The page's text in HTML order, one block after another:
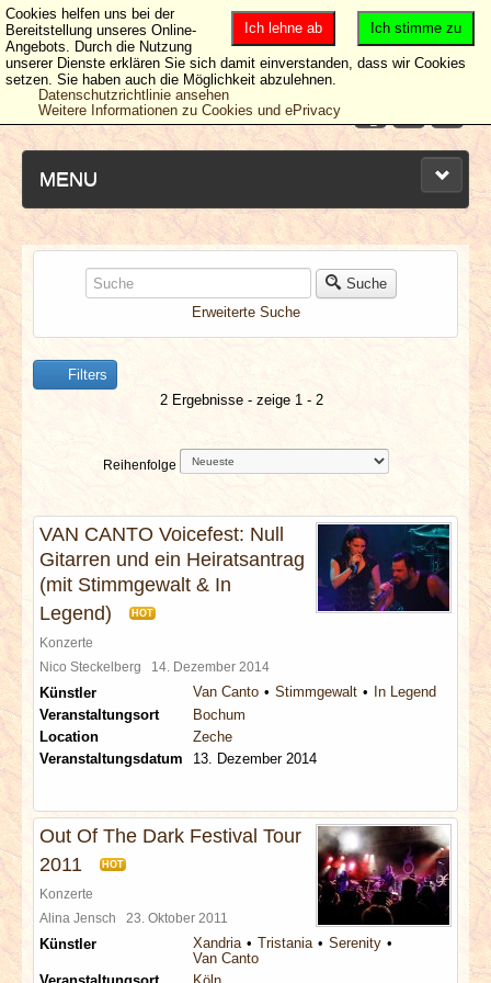
MENU
NEUESTE ARTIKEL
NEWS & DATES
BERICHTE
VERLOSUNGEN
SPECIALS
REDAKTION
LINKS
ARCHIV
Suche
Erweiterte Suche
Filters
2 Ergebnisse - zeige 1 - 2
Reihenfolge
VAN CANTO Voicefest: Null
Gitarren und ein Heiratsantrag
(mit Stimmgewalt & In
Legend)
HOT
Konzerte
Nico Steckelberg 14. Dezember 2014
Künstler Van Canto Stimmgewalt
In Legend
Veranstaltungsort
Bochum
Location
Zeche
Veranstaltungsdatum
13. Dezember 2014
Out Of The Dark Festival Tour
2011
HOT
Konzerte
Alina Jensch 23. Oktober 2011
Künstler Xandria Tristania
Serenity
Van Canto
Ich stimme zu
Ich lehne ab
Cookies helfen uns bei der
Bereitstellung unseres Online-
Angebots. Durch die Nutzung
unserer Dienste erklären Sie sich damit einverstanden, dass wir Cookies
setzen. Sie haben auch die Möglichkeit abzulehnen.
Datenschutzrichtlinie ansehen
Weitere Informationen zu Cookies und ePrivacy